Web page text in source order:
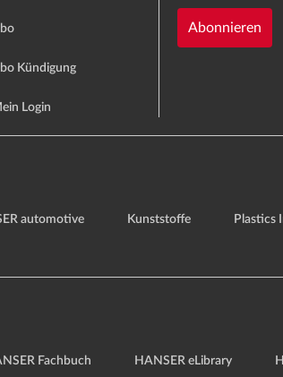
Kündigung
Login
Abonnieren
automotive Kunststoffe Plastics
Fachbuch HANSER eLibrary